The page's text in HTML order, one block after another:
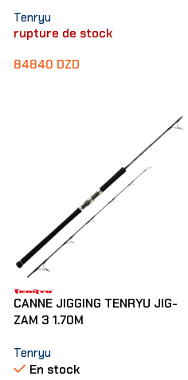
Tenryu
rupture de stock
84840 DZD
CANNE JIGGING TENRYU JIG-
ZAM 3 1.70M
Tenryu
En stock